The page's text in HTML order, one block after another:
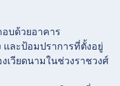
บด้วยอาคาร
และป้อมปราการที่ตั้งอยู่
งเวียดนามในช่วงราชวงศ์